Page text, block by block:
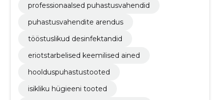
professionaalsed puhastusvahendid
puhastusvahendite arendus
tööstuslikud desinfektandid
eriotstarbelised keemilised ained
hoolduspuhastustooted
isikliku hügieeni tooted